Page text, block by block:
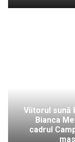
Viitorul sună
Bianca
cadrul